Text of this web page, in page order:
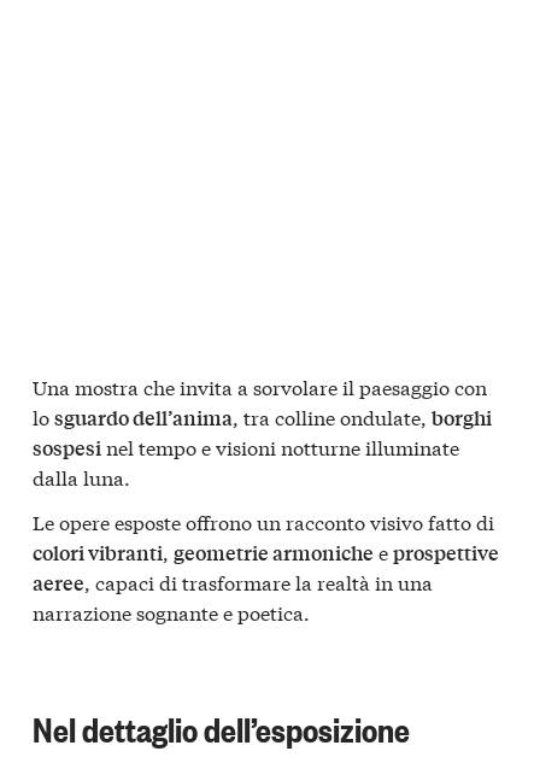
Una mostra che invita a sorvolare il paesaggio con
losguardo dell’anima, tra colline ondulate, borghi
sospesinel tempo e visioni notturne illuminate
dalla luna.
Le opere esposte offrono un racconto visivo fatto di
colori vibranti, geometrie armoniche eprospettive
aeree, capaci di trasformare la realtà in una
narrazione sognante e poetica.
Nel dettaglio dell’esposizione